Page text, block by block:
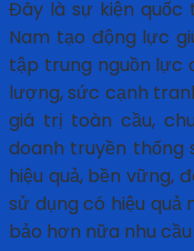
Đây là sự kiện quốc
Nam tạo động lực
tập trung nguồn lực
lượng, sức cạnh
giá trị toàn cầu,
doanh truyền thống
hiệu quả, bền vững,
sử dụng có hiệu quả
bảo hơn nữa nhu